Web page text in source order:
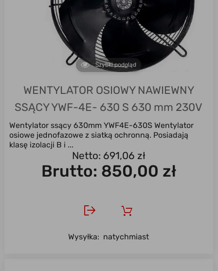
Szybki podgląd
WENTYLATOR OSIOWY NAWIEWNY
SSĄCY YWF-4E- 630 S 630 mm 230V
Wentylator ssący 630mm YWF4E-630S Wentylator
osiowe jednofazowe z siatką ochronną. Posiadają
klasę izolacji B i ...
Netto: 691,06 zł
Brutto: 850,00 zł
Wysyłka: natychmiast